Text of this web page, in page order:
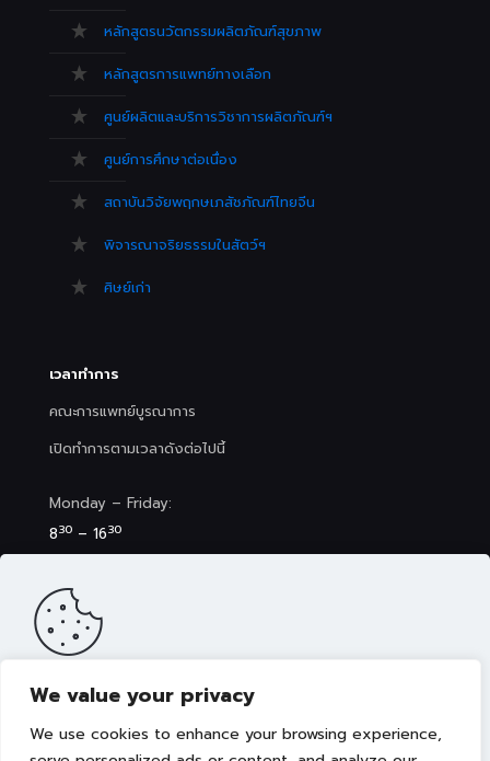
We value your privacy
We use cookies to enhance your browsing experience,
หลักสูตรนวัตกรรมผลิตภัณฑ์สุขภาพ
หลักสูตรการแพทย์ทางเลือก
ศูนย์ผลิตและบริการวิชาการผลิตภัณฑ์ฯ
ศูนย์การศึกษาต่อเนื่อง
สถาบันวิจัยพฤกษเภสัชภัณฑ์ไทยจีน
พิจารณาจริยธรรมในสัตว์ฯ
ศิษย์เก่า
เวลาทำการ
คณะการแพทย์บูรณาการ
เปิดทำการตามเวลาดังต่อไปนี้
Monday – Friday:
830 – 1630
8 30– 17
เว็บไซต์นี้มีการจัดเก็บคุกกี้เพื่อมอบประสบการณ์การใช้งานเว็บไซต์ของ
ขาย เลือกเนื้อหาที่เหมาะสมให้กับคุณอย่างเป็นส่วนตัว ท่านสามารถศึกษา